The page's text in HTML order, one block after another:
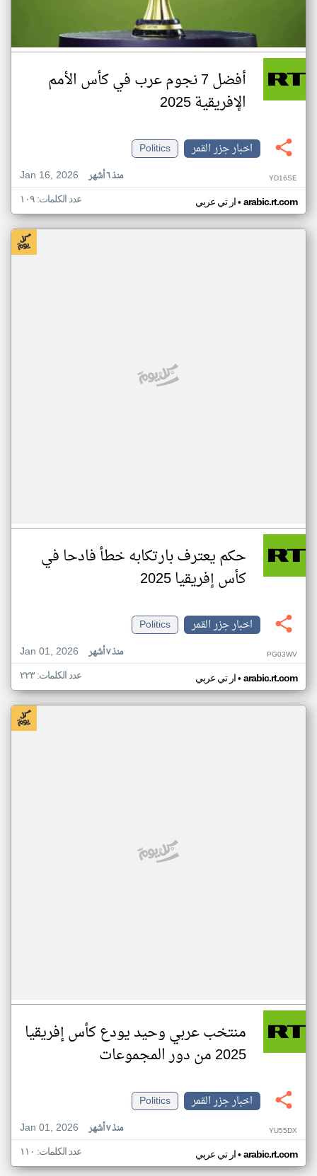
أفضل 7 نجوم عرب في كأس الأمم
الإفريقية 2025
اخبار جزر القمر
Politics
Jan 16, 2026
منذ ٦ أشهر YD16SE
ار تي عربي• arabic.rt.com عدد الكلمات: ١٠٩
حكم يعترف بارتكابه خطأ فادحا في
كأس إفريقيا 2025
اخبار جزر القمر
Politics
Jan 01, 2026
منذ ٧ أشهر PG03WV
ار تي عربي• arabic.rt.com عدد الكلمات: ٢٢٣
منتخب عربي وحيد يودع كأس إفريقيا
2025 من دور المجموعات
اخبار جزر القمر
Politics
Jan 01, 2026
منذ ٧ أشهر YU55DX
ار تي عربي• arabic.rt.com عدد الكلمات: ١١٠